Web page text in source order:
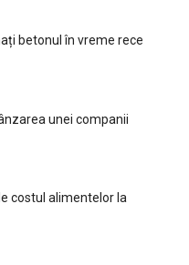
betonul în vreme rece
unei companii
costul alimentelor la